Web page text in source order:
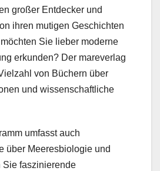
großer Entdecker und
ihren mutigen Geschichten
Sie lieber moderne
erkunden? Der mareverlag
von Büchern über
und wissenschaftliche
umfasst auch
über Meeresbiologie und
Sie faszinierende